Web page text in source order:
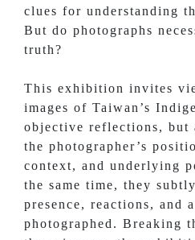
clues for understanding
But do photographs
truth?
This exhibition invites
images of Taiwan’s
objective reflections, but
the photographer’s
context, and underlying
the same time, they
presence, reactions, and
photographed. Breaking